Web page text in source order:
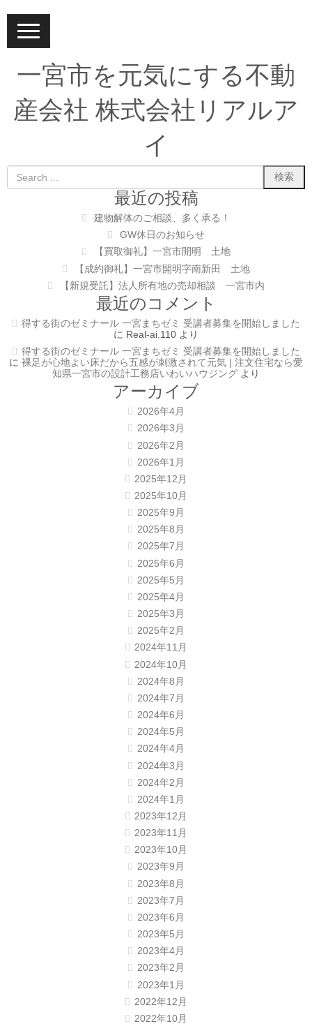
N
a
v
g
i
o
一宮市を元気にする不動
産会社 株式会社リアルア
イ
最近の投稿
建物解体のご相談、多く承る！
GW休日のお知らせ
【買取御礼】一宮市開明 土地
【成約御礼】一宮市開明字南新田 土地
【新規受託】法人所有地の売却相談 一宮市内
最近のコメント
得する街のゼミナール 一宮まちゼミ 受講者募集を開始しました
に Real-ai.110 より
得する街のゼミナール 一宮まちゼミ 受講者募集を開始しました
に 裸足が心地よい床だから五感が刺激されて元気 | 注文住宅なら愛
知県一宮市の設計工務店いわいハウジング より
アーカイブ
2026年4月
2026年3月
2026年2月
2026年1月
2025年12月
2025年10月
2025年9月
2025年8月
2025年7月
2025年6月
2025年5月
2025年4月
2025年3月
2025年2月
2024年11月
2024年10月
2024年8月
2024年7月
2024年6月
2024年5月
2024年4月
2024年3月
2024年2月
2024年1月
2023年12月
2023年11月
2023年10月
2023年9月
2023年8月
2023年7月
2023年6月
2023年5月
2023年4月
2023年2月
2023年1月
2022年12月
2022年10月